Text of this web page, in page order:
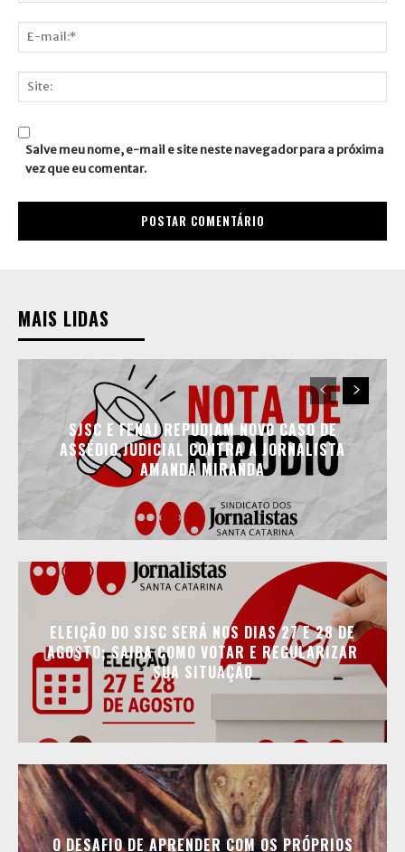
mail:*
Salve meu nome, e-mail e site neste navegador para a próxima
vez que eu comentar.
MAIS LIDAS
SJSC E FENAJ REPUDIAM NOVO CASO DE
ASSÉDIO JUDICIAL CONTRA A JORNALISTA
AMANDA MIRANDA
ELEIÇÃO DO SJSC SERÁ NOS DIAS 27 E 28 DE
AGOSTO; SAIBA COMO VOTAR E REGULARIZAR
SUA SITUAÇÃO
O DESAFIO DE APRENDER COM OS PRÓPRIOS